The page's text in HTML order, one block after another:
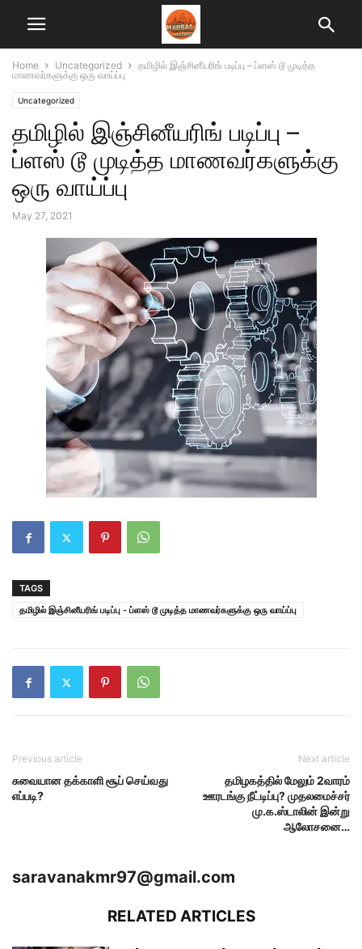
Home Uncategorized
தமிழில் இஞ்சினீயரிங் படிப்பு – ப்ளஸ் டூ முடித்த
மாணவர்களுக்கு ஒரு வாய்ப்பு
Uncategorized
தமிழில் இஞ்சினீயரிங் படிப்பு –
ப்ளஸ் டூ முடித்த மாணவர்களுக்கு
ஒரு வாய்ப்பு
May 27, 2021
TAGS
தமிழில் இஞ்சினீயரிங் படிப்பு - ப்ளஸ் டூ முடித்த மாணவர்களுக்கு ஒரு வாய்ப்பு
Previous article
சுவையான தக்காளி சூப் செய்வது
எப்படி?
Next article
தமிழகத்தில் மேலும் 2வாரம்
ஊரடங்கு நீட்டிப்பு? முதலமைச்சர்
மு.க.ஸ்டாலின் இன்று
ஆலோசனை…
saravanakmr97@gmail.com
RELATED ARTICLES